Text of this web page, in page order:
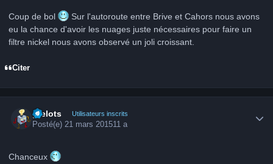
Coup de bol
Sur l'autoroute entre Brive et Cahors nous avons
eu la chance d'avoir les nuages juste nécessaires pour faire un
filtre nickel nous avons observé un joli croissant.
Citer
grelots Utilisateurs inscrits
Posté(e)21 mars 201511 a
Chanceux